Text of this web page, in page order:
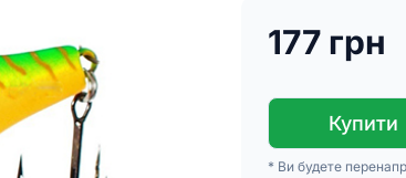
177 грн
Купити
* Ви будете